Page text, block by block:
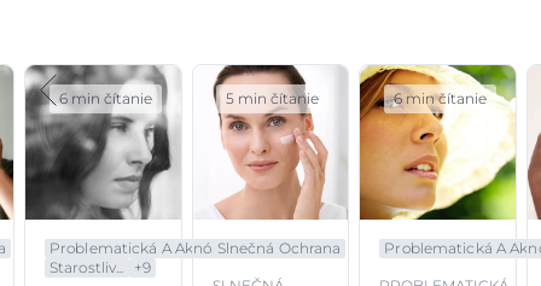
Problematická A Aknó...
Starostliv...
+9
6 min čítanie
Slnečná Ochrana
5 min čítanie
Problematická A
6 min čítanie